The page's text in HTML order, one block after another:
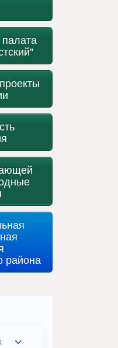
района